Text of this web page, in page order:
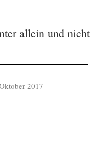
allein und nicht
2017